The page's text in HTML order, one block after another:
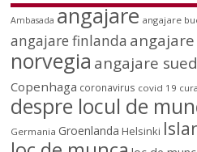
Ambasada angajare angajare
angajare finlanda
norvegia angajare
Copenhaga coronavirus covid 19
despre locul de
Germania Groenlanda Helsinki